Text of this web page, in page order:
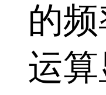
的频
运